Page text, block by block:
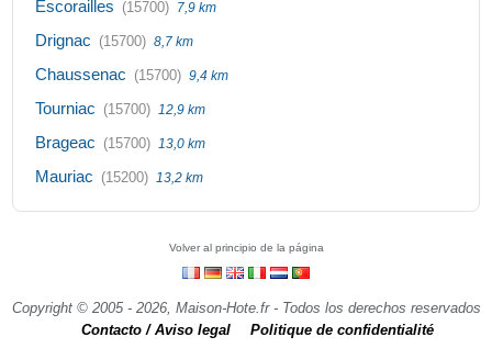
Escorailles (15700) 7,9 km
Drignac (15700) 8,7 km
Chaussenac (15700) 9,4 km
Tourniac (15700) 12,9 km
Brageac (15700) 13,0 km
Mauriac (15200) 13,2 km
Volver al principio de la página
Copyright © 2005 - 2026, Maison-Hote.fr - Todos los derechos reservados
Contacto / Aviso legal
Politique de confidentialité